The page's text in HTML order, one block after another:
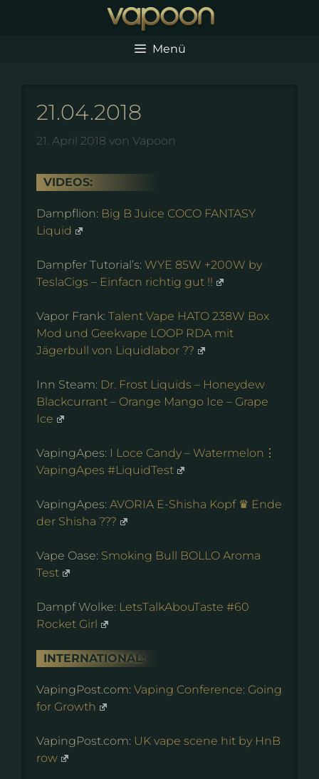
Menü
21.04.2018
21. April 2018 von Vapoon
VIDEOS:
Dampflion: Big B Juice COCO FANTASY
Liquid
Dampfer Tutorial’s: WYE 85W +200W by
TeslaCigs – Einfacn richtig gut !!
Vapor Frank: Talent Vape HATO 238W Box
Mod und Geekvape LOOP RDA mit
Jägerbull von Liquidlabor ??
Inn Steam: Dr. Frost Liquids – Honeydew
Blackcurrant – Orange Mango Ice – Grape
Ice
VapingApes: I Loce Candy – Watermelon⋮
VapingApes #LiquidTest
VapingApes: AVORIA E-Shisha Kopf ♛ Ende
der Shisha ???
Vape Oase: Smoking Bull BOLLO Aroma
Test
Dampf Wolke: LetsTalkAbouTaste #60
Rocket Girl
INTERNATIONAL:
VapingPost.com: Vaping Conference: Going
for Growth
VapingPost.com: UK vape scene hit by HnB
row